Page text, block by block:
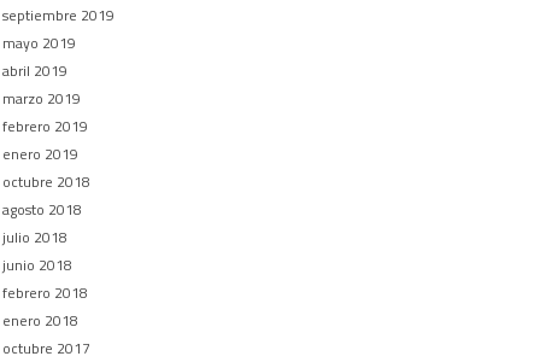
septiembre 2019
mayo 2019
abril 2019
marzo 2019
febrero 2019
enero 2019
octubre 2018
agosto 2018
julio 2018
junio 2018
febrero 2018
enero 2018
octubre 2017